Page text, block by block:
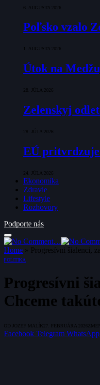
6. AUGUSTA 2026
Poľsko vzalo
1. AUGUSTA 2026
Útok na
28. JÚLA 2026
Zelenskyj
28. JÚLA 2026
EÚ
24. JÚLA 2026
Ekonomika
Zdravie
Lifestyle
Rozhovory
Podporte nás
Home » Progresívni šialenci,
POLITIKA
Progresívni
Chceme
OD JOZEF MALÍK 27. FEBRUÁRA 2026
Facebook Telegram WhatsApp